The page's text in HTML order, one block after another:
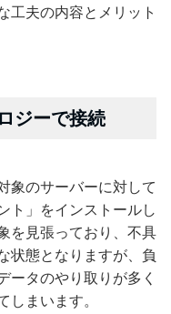
工夫の内容とメリット
ジーで接続
象のサーバーに対して
ト」をインストールし
を見張っており、不具
状態となりますが、負
ータのやり取りが多く
まいます。